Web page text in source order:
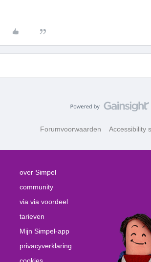
Forumvoorwaarden Accessibility
over Simpel
community
via via voordeel
tarieven
Mijn Simpel-app
privacyverklaring